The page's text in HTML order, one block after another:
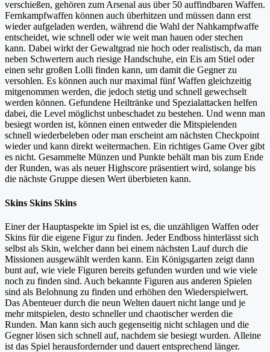
verschießen, gehören zum Arsenal aus über 50 auffindbaren Waffen.
Fernkampfwaffen können auch überhitzen und müssen dann erst
wieder aufgeladen werden, während die Wahl der Nahkampfwaffe
entscheidet, wie schnell oder wie weit man hauen oder stechen
kann. Dabei wirkt der Gewaltgrad nie hoch oder realistisch, da man
neben Schwertern auch riesige Handschuhe, ein Eis am Stiel oder
einen sehr großen Lolli finden kann, um damit die Gegner zu
versohlen. Es können auch nur maximal fünf Waffen gleichzeitig
mitgenommen werden, die jedoch stetig und schnell gewechselt
werden können. Gefundene Heiltränke und Spezialattacken helfen
dabei, die Level möglichst unbeschadet zu bestehen. Und wenn man
besiegt worden ist, können einen entweder die Mitspielenden
schnell wiederbeleben oder man erscheint am nächsten Checkpoint
wieder und kann direkt weitermachen. Ein richtiges Game Over gibt
es nicht. Gesammelte Münzen und Punkte behält man bis zum Ende
der Runden, was als neuer Highscore präsentiert wird, solange bis
die nächste Gruppe diesen Wert überbieten kann.
Skins Skins Skins
Einer der Hauptaspekte im Spiel ist es, die unzähligen Waffen oder
Skins für die eigene Figur zu finden. Jeder Endboss hinterlässt sich
selbst als Skin, welcher dann bei einem nächsten Lauf durch die
Missionen ausgewählt werden kann. Ein Königsgarten zeigt dann
bunt auf, wie viele Figuren bereits gefunden wurden und wie viele
noch zu finden sind. Auch bekannte Figuren aus anderen Spielen
sind als Belohnung zu finden und erhöhen den Wiederspielwert.
Das Abenteuer durch die neun Welten dauert nicht lange und je
mehr mitspielen, desto schneller und chaotischer werden die
Runden. Man kann sich auch gegenseitig nicht schlagen und die
Gegner lösen sich schnell auf, nachdem sie besiegt wurden. Alleine
ist das Spiel herausfordernder und dauert entsprechend länger.